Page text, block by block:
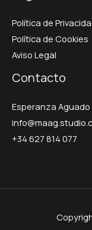
Política de
Política de Cookies
Aviso Legal
Contacto
Esperanza Aguado
+34 627 814 077